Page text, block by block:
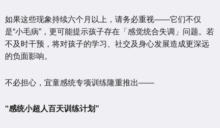
如果这些现象持续六个月以上，请务必重视——它们不仅
是“小毛病”，更可能提示孩子存在「感觉统合失调」问题。若
不及时干预，将对孩子的学习、社交及身心发展造成更深远
的负面影响。
不必担心，宜童感统专项训练隆重推出——
“感统小超人百天训练计划”